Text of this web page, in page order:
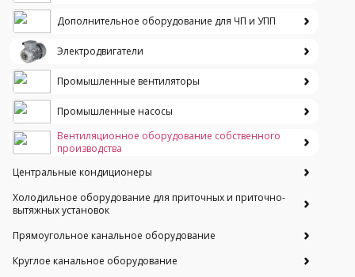
Дополнительное оборудование для ЧП и УПП
Электродвигатели
Промышленные вентиляторы
Промышленные насосы
Вентиляционное оборудование собственного
производства
Центральные кондиционеры
Холодильное оборудование для приточных и приточно-
вытяжных установок
Прямоугольное канальное оборудование
Круглое канальное оборудование